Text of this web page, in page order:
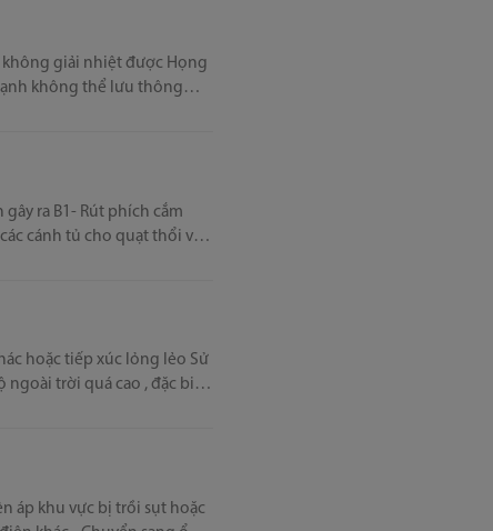
không thể lưu thông
cắm
cánh tủ cho quạt thổi vào
ngoài trời quá cao , đặc biệt
lạnh.
áp khu vực bị trồi sụt hoặc